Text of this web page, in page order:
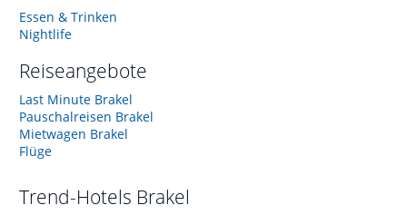
Essen & Trinken
Nightlife
Reiseangebote
Last Minute Brakel
Pauschalreisen Brakel
Mietwagen Brakel
Flüge
Trend-Hotels Brakel